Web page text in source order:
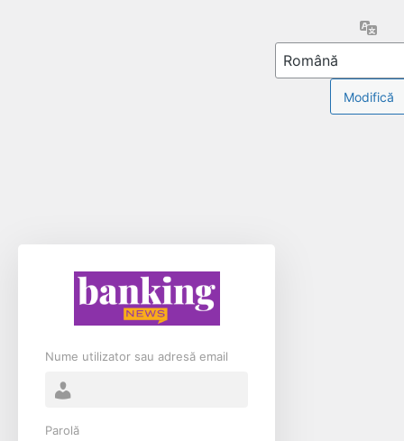
Nume utilizator sau adresă email
Parolă